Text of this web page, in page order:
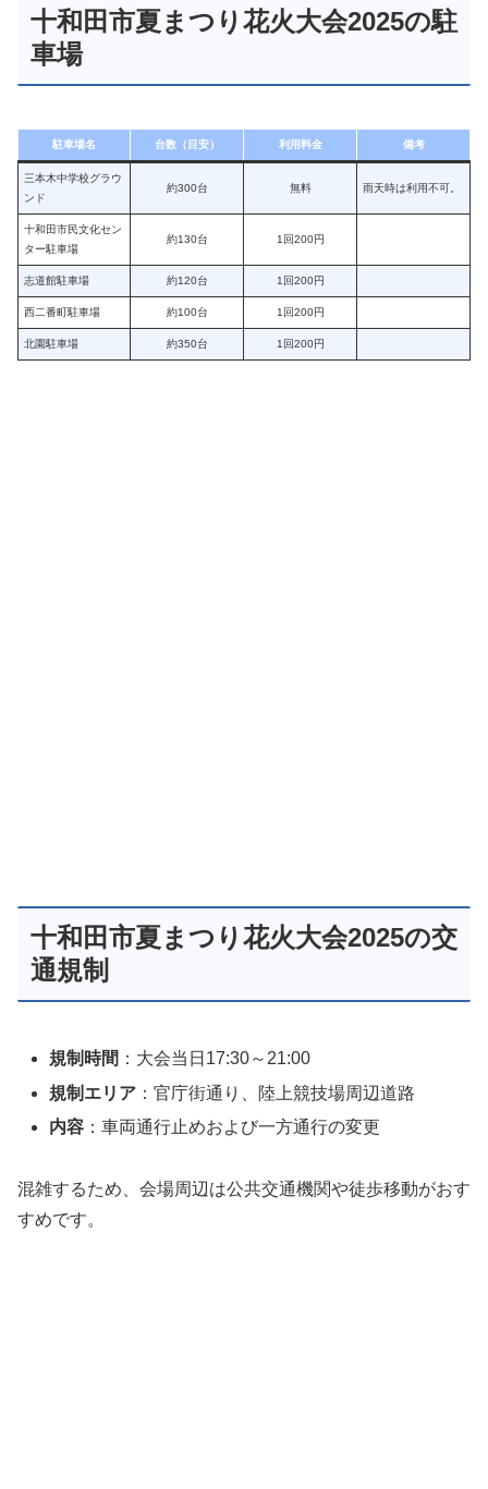
十和田市夏まつり花火大会2025の駐
車場
駐車場名 台数（目安） 利用料金 備考
三本木中学校グラウ
ンド
約300台 無料 雨天時は利用不可。
十和田市民文化セン
ター駐車場
約130台 1回200円
志道館駐車場 約120台 1回200円
西二番町駐車場 約100台 1回200円
北園駐車場 約350台 1回200円
十和田市夏まつり花火大会2025の交
通規制
規制時間 ：大会当日17:30～21:00
規制エリア ：官庁街通り、陸上競技場周辺道路
内容 ：車両通行止めおよび一方通行の変更
混雑するため、会場周辺は公共交通機関や徒歩移動がおす
すめです。